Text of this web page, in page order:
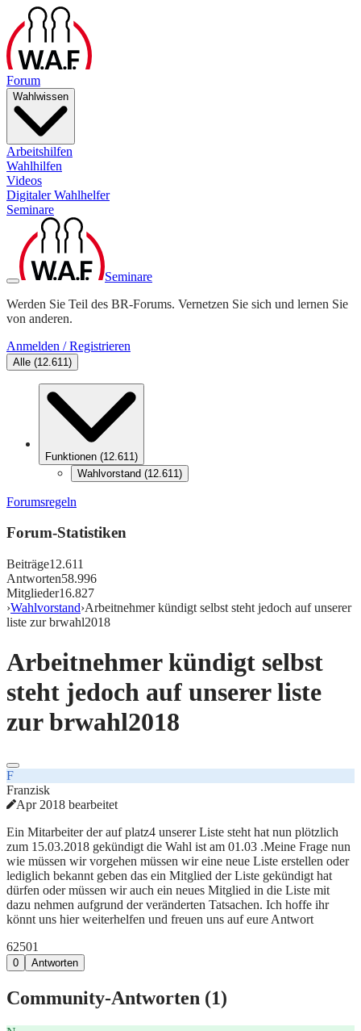
Forum
Wahlwissen
Arbeitshilfen
Wahlhilfen
Videos
Digitaler Wahlhelfer
Seminare
Seminare
Werden Sie Teil des BR-Forums. Vernetzen Sie sich und lernen Sie
von anderen.
Anmelden / Registrieren
Alle (12.611)
Funktionen (12.611)
Wahlvorstand (12.611)
Forumsregeln
Forum-Statistiken
Beiträge12.611
Antworten58.996
Mitglieder16.827
›Wahlvorstand›Arbeitnehmer kündigt selbst steht jedoch auf unserer
liste zur brwahl2018
Arbeitnehmer kündigt selbst
steht jedoch auf unserer liste
zur brwahl2018
F
Franzisk
Apr 2018 bearbeitet
Ein Mitarbeiter der auf platz4 unserer Liste steht hat nun plötzlich
zum 15.03.2018 gekündigt die Wahl ist am 01.03 .Meine Frage nun
wie müssen wir vorgehen müssen wir eine neue Liste erstellen oder
lediglich bekannt geben das ein Mitglied der Liste gekündigt hat
dürfen oder müssen wir auch ein neues Mitglied in die Liste mit
dazu nehmen aufgrund der veränderten Tatsachen. Ich hoffe ihr
könnt uns hier weiterhelfen und freuen uns auf eure Antwort
62501
0 Antworten
Community-Antworten (1)